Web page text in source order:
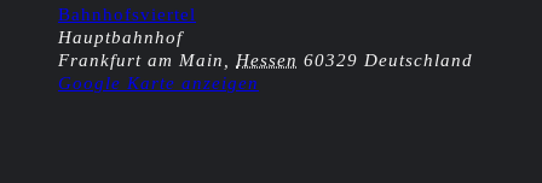
Bahnhofsviertel
Hauptbahnhof
Frankfurt am Main
Hessen 60329 Deutschland
Google Karte anzeigen